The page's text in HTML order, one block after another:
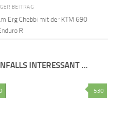
BEITRAG
Erg Chebbi mit der KTM 690
R
INTERESSANT …
530